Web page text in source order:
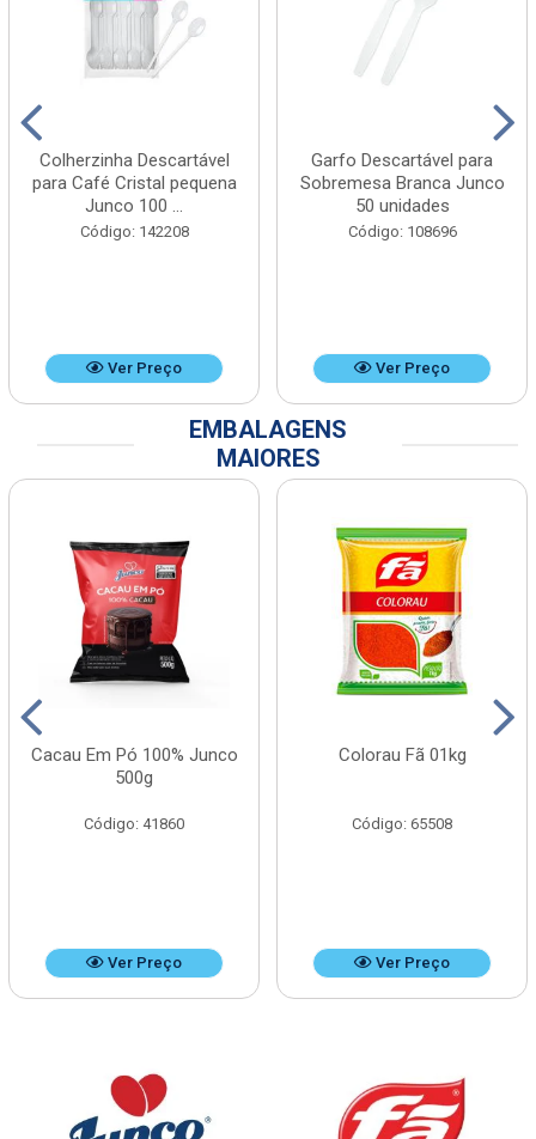
Colherzinha Descartável
para Café Cristal pequena
Junco 100 ...
Código: 142208
Ver Preço
Garfo Descartável para
Sobremesa Branca Junco
50 unidades
Código: 108696
Ver Preço
EMBALAGENS
MAIORES
Cacau Em Pó 100% Junco
500g
Código: 41860
Ver Preço
Colorau Fã 01kg
Código: 65508
Ver Preço